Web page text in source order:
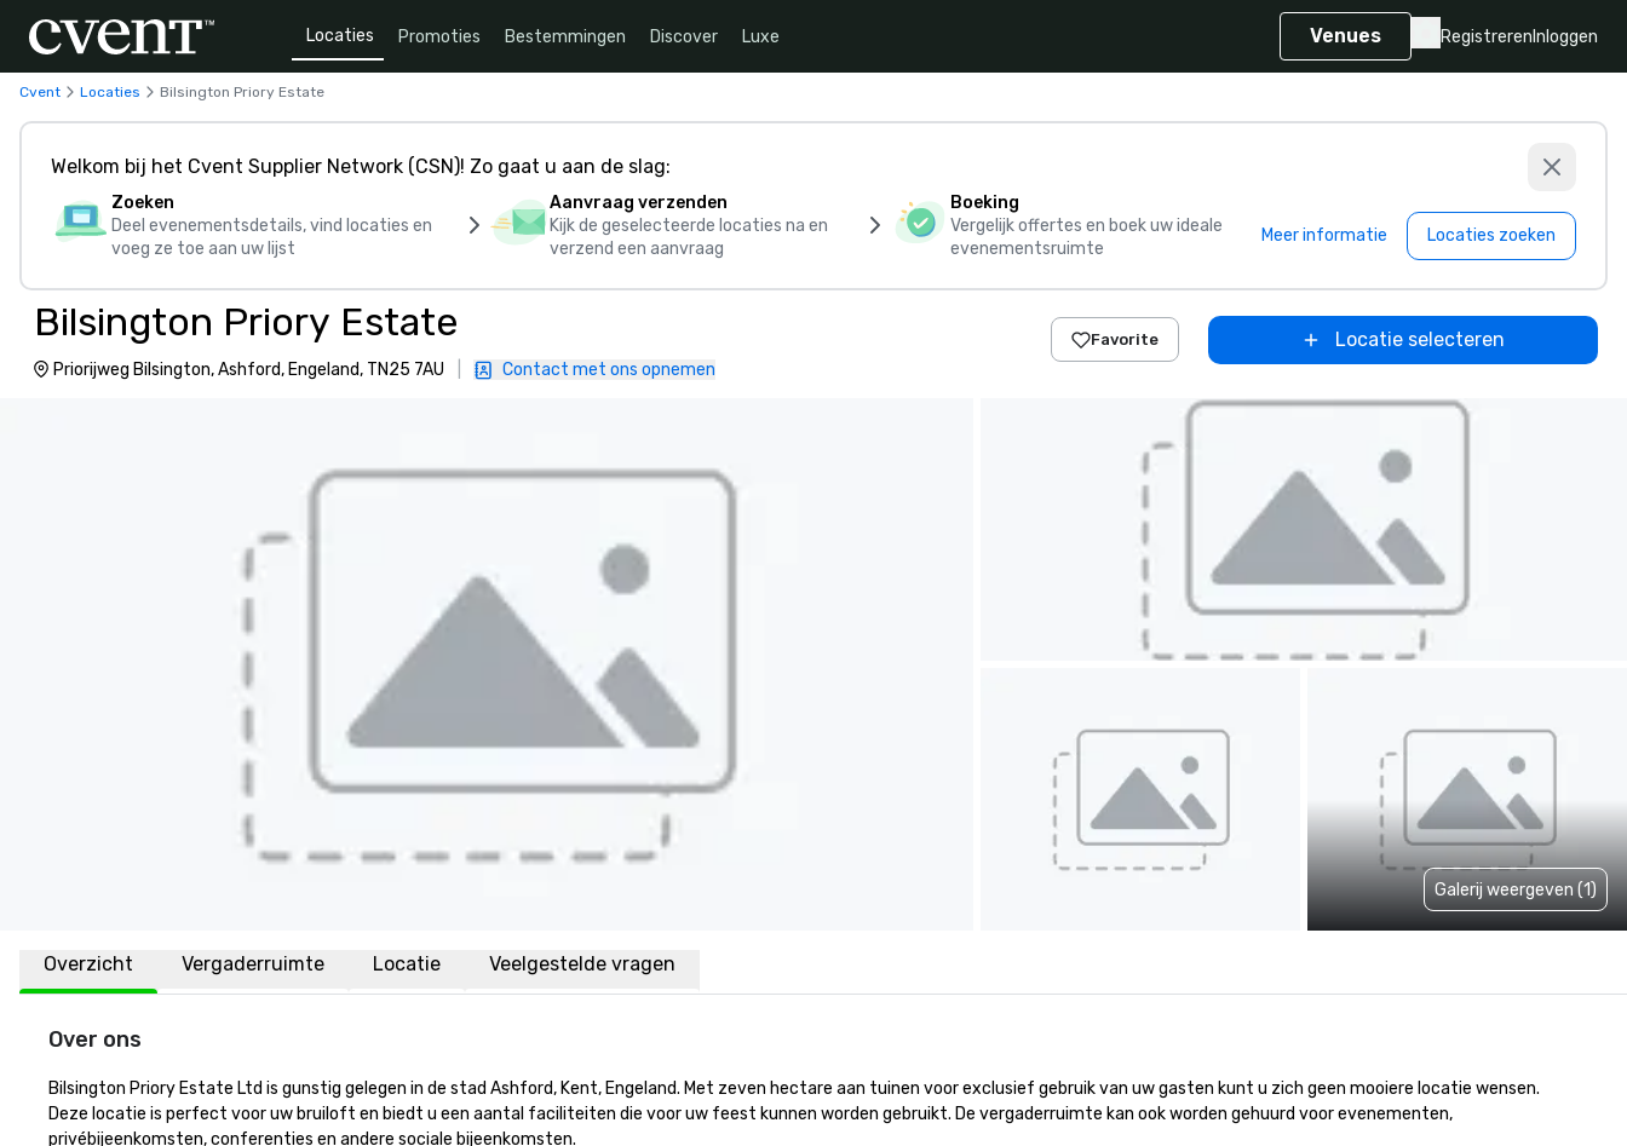
Locaties Promoties Bestemmingen Discover Luxe Venues Registreren Inloggen
Cvent Locaties Bilsington Priory Estate
Welkom bij het Cvent Supplier Network (CSN)! Zo gaat u aan de slag:
Zoeken
Deel evenementsdetails, vind locaties en
voeg ze toe aan uw lijst
Aanvraag verzenden
Kijk de geselecteerde locaties na en
verzend een aanvraag
Boeking
Vergelijk offertes en boek uw ideale
evenementsruimte
Meer informatie Locaties zoeken
Bilsington Priory Estate
Priorijweg Bilsington, Ashford, Engeland, TN25 7AU Contact met ons opnemen
Favorite Locatie selecteren
Galerij weergeven (1)
Overzicht Vergaderruimte Locatie Veelgestelde vragen
Over ons
Bilsington Priory Estate Ltd is gunstig gelegen in de stad Ashford, Kent, Engeland. Met zeven hectare aan tuinen voor exclusief gebruik van uw gasten kunt u zich geen mooiere locatie wensen.
Deze locatie is perfect voor uw bruiloft en biedt u een aantal faciliteiten die voor uw feest kunnen worden gebruikt. De vergaderruimte kan ook worden gehuurd voor evenementen,
privébijeenkomsten, conferenties en andere sociale bijeenkomsten.